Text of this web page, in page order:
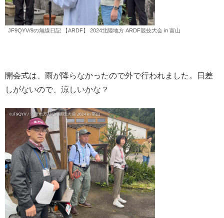
JF9QYV/9の無線日記 【ARDF】 2024北陸地方 ARDF競技大会 in 富山
開会式は、雨が降らなかったので外で行われました。日差
しがないので、涼しいかな？